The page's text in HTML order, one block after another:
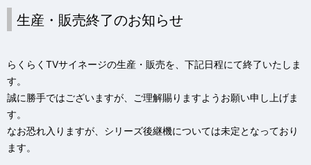
置
を
表
示
し
て
ナ
ゲ
ー
シ
ョ
生産・販売終了のお知らせ
らくらくTVサイネージの生産・販売を、下記日程にて終了いたしま
す。
誠に勝手ではございますが、ご理解賜りますようお願い申し上げま
す。
なお恐れ入りますが、シリーズ後継機については未定となっており
ます。